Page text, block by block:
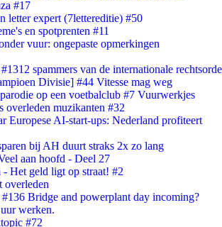
#17
letter expert (7lettereditie) #50
en spotprenten #11
vuur: ongepaste opmerkingen
spammers van de internationale rechtsorde
Divisie] #44 Vitesse mag weg
op een voetbalclub #7 Vuurwerkjes
overleden muzikanten #32
Europese AI-start-ups: Nederland profiteert
bij AH duurt straks 2x zo lang
aan hoofd - Deel 27
- Het geld ligt op straat! #2
Bridge and powerplant day incoming?
werken.
#72